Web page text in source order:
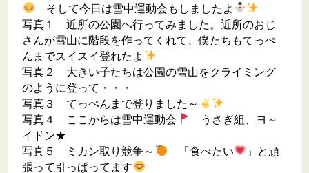
そして今日は雪中運動会もしましたよ
写真１ 近所の公園へ行ってみました。近所のおじ
さんが雪山に階段を作ってくれて、僕たちもてっぺ
んまでスイスイ登れたよ
写真２ 大きい子たちは公園の雪山をクライミング
のように登って・・・
写真３ てっぺんまで登りました～
写真４ ここからは雪中運動会
うさぎ組、ヨ～
イドン★
写真５ ミカン取り競争～
「食べたい
」と頑
張って引っぱってます